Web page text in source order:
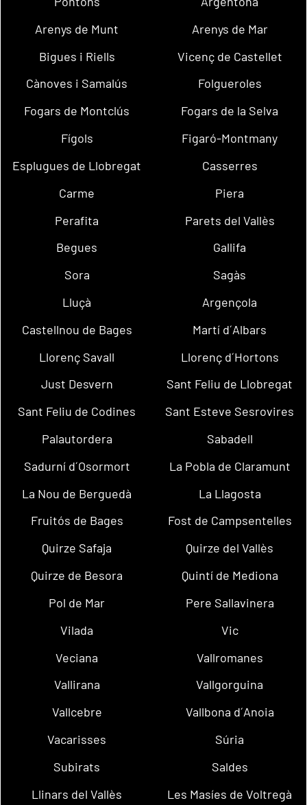
Arenys de Munt
Arenys de Mar
Bigues i Riells
Vicenç de Castellet
Cànoves i Samalús
Folgueroles
Fogars de Montclús
Fogars de la Selva
Fígols
Figaró-Montmany
Esplugues de Llobregat
Casserres
Carme
Piera
Perafita
Parets del Vallès
Begues
Gallifa
Sora
Sagàs
Lluçà
Argençola
Castellnou de Bages
Martí d´Albars
Llorenç Savall
Llorenç d´Hortons
Just Desvern
Sant Feliu de Llobregat
Sant Feliu de Codines
Sant Esteve Sesrovires
Palautordera
Sabadell
Sadurní d´Osormort
La Pobla de Claramunt
La Nou de Berguedà
La Llagosta
Fruitós de Bages
Fost de Campsentelles
Quirze Safaja
Quirze del Vallès
Quirze de Besora
Quintí de Mediona
Pol de Mar
Pere Sallavinera
Vilada
Vic
Veciana
Vallromanes
Vallirana
Vallgorguina
Vallcebre
Vallbona d´Anoia
Vacarisses
Súria
Subirats
Saldes
Llinars del Vallès
Les Masíes de Voltregà